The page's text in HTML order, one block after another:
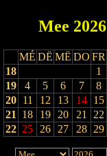
Mee 2026
MÉ DË MË DO FR
18
1
19
4 5 6 7 8
20 11 12 13 14 15
21
18 19 20 21 22
22 25 26 27 28 29